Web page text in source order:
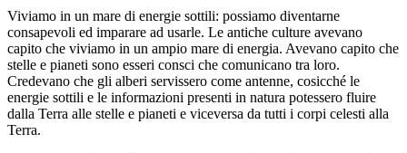
Viviamo in un mare di energie sottili: possiamo diventarne
consapevoli ed imparare ad usarle. Le antiche culture avevano
capito che viviamo in un ampio mare di energia. Avevano capito che
stelle e pianeti sono esseri consci che comunicano tra loro.
Credevano che gli alberi servissero come antenne, cosicché le
energie sottili e le informazioni presenti in natura potessero fluire
dalla Terra alle stelle e pianeti e viceversa da tutti i corpi celesti alla
Terra.